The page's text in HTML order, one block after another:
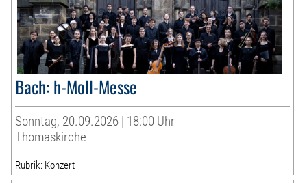
Bach: h-Moll-Messe
Sonntag, 20.09.2026 | 18:00 Uhr
Thomaskirche
Rubrik: Konzert